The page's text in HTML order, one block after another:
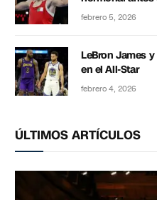
febrero 5, 2026
LeBron James
en el All-Star
febrero 4, 2026
ÚLTIMOS ARTÍCULOS